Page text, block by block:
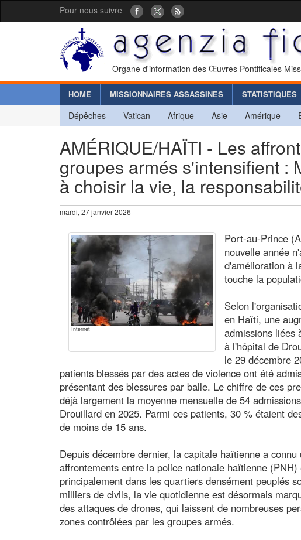
Pour nous suivre
Organe d'information des Œuvres Pontificales
HOME MISSIONNAIRES ASSASSINES STATISTIQUES
Dépêches Vatican Afrique Asie Amérique
AMÉRIQUE/HAÏTI - Les
groupes armés s'intensifient :
à choisir la vie, la
mardi, 27 janvier 2026
Internet
Port-au-Prince
nouvelle année
d'amélioration à
touche la
Selon
en Haïti, une
admissions liées
à l'hôpital de
le 29 décembre
patients blessés par des actes de violence ont été
présentant des blessures par balle. Le chiffre de ces
déjà largement la moyenne mensuelle de 54
Drouillard en 2025. Parmi ces patients, 30 % étaient
de moins de 15 ans.
Depuis décembre dernier, la capitale haïtienne a connu
affrontements entre la police nationale haïtienne
principalement dans les quartiers densément peuplés
milliers de civils, la vie quotidienne est désormais
des attaques de drones, qui laissent de nombreuses
zones contrôlées par les groupes armés.